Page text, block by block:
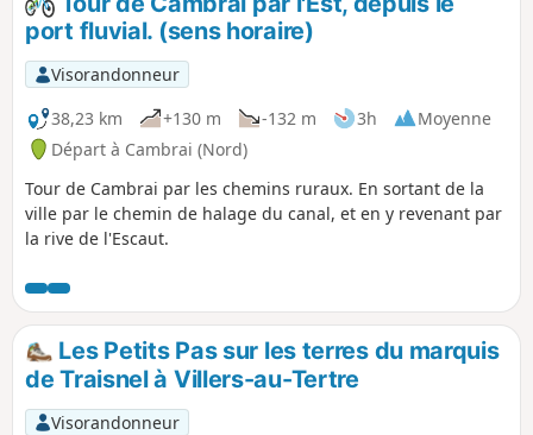
port fluvial. (sens horaire)
Visorandonneur
38,23 km
+130 m -132 m 3h
Moyenne
Départ à Cambrai (Nord)
Tour de Cambrai par les chemins ruraux. En sortant de la
ville par le chemin de halage du canal, et en y revenant par
la rive de l'Escaut.
Les Petits Pas sur les terres du marquis
de Traisnel à Villers-au-Tertre
Visorandonneur